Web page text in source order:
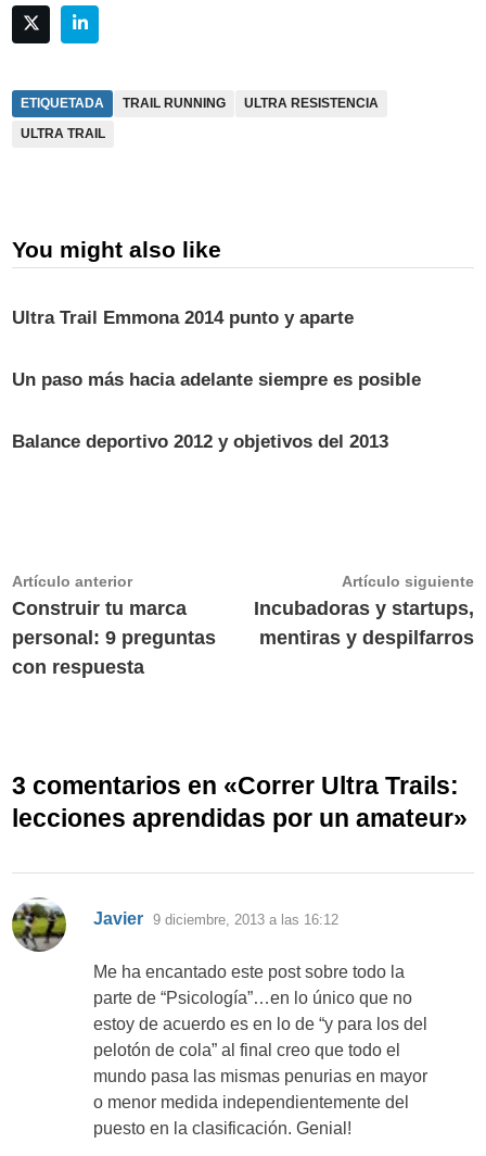
ETIQUETADA TRAIL RUNNING
ULTRA RESISTENCIA
ULTRA TRAIL
You might also like
Ultra Trail Emmona 2014 punto y aparte
Un paso más hacia adelante siempre es posible
Balance deportivo 2012 y objetivos del 2013
Navegación
de
entradas
Artículo anteriorArtículo
anterior:
Construir tu marca
personal: 9 preguntas
con respuesta
Artículo siguiente
Incubadoras y startups,
mentiras y despilfarros
3 comentarios en «Correr Ultra Trails:
lecciones aprendidas por un amateur»
Javier dice:
9 diciembre, 2013 a las 16:12
Me ha encantado este post sobre todo la
parte de “Psicología”…en lo único que no
estoy de acuerdo es en lo de “y para los del
pelotón de cola” al final creo que todo el
mundo pasa las mismas penurias en mayor
o menor medida independientemente del
puesto en la clasificación. Genial!